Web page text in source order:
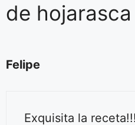
de hojarasca
Felipe
Exquisita la